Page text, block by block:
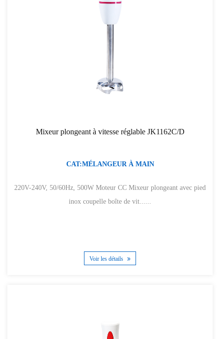
Mixeur plongeant à vitesse réglable JK1162C/D
CAT:MÉLANGEUR À MAIN
220V-240V, 50/60Hz, 500W Moteur CC Mixeur plongeant avec pied
inox coupelle boîte de vit......
Voir les détails